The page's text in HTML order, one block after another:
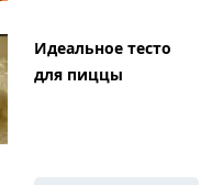
Идеальное тесто
для пиццы